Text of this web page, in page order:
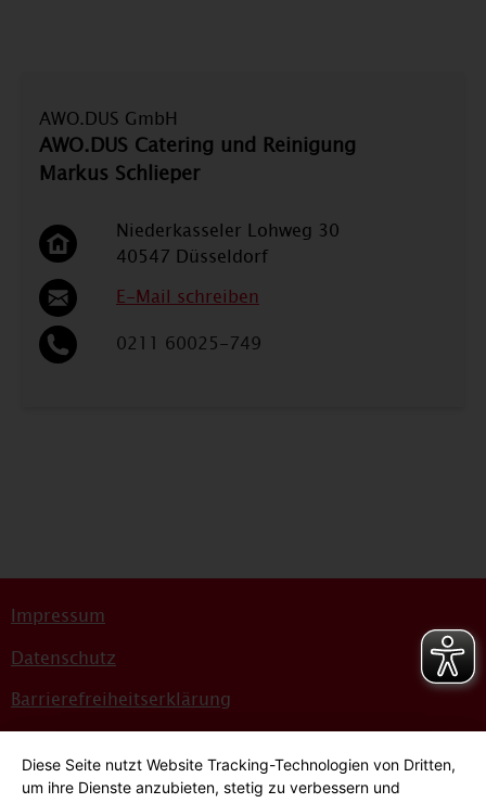
AWO.DUS GmbH
AWO.DUS Catering und Reinigung
Markus Schlieper
Niederkasseler Lohweg 30
40547 Düsseldorf
E-Mail schreiben
0211 60025-749
Impressum
Datenschutz
Barrierefreiheitserklärung
Bildnachweise
Diese Seite nutzt Website Tracking-Technologien von Dritten,
um ihre Dienste anzubieten, stetig zu verbessern und